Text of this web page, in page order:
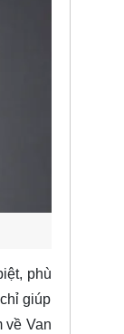
phù
giúp
về Van